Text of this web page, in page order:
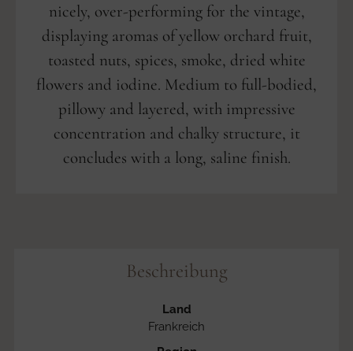
nicely, over-performing for the vintage,
displaying aromas of yellow orchard fruit,
toasted nuts, spices, smoke, dried white
flowers and iodine. Medium to full-bodied,
pillowy and layered, with impressive
concentration and chalky structure, it
concludes with a long, saline finish.
Beschreibung
Land
Frankreich